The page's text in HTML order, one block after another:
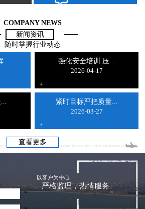
COMPANY NEWS
新闻资讯
随时掌握行业动态
强化安全培训 压...
2026-04-17
+
紧盯目标严把质量...
2026-03-27
+
查看更多
*
以客户为中心
严格监理，热情服务